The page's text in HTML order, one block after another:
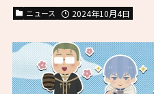
ニュース 2024年10月4日